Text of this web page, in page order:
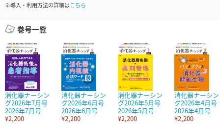
※導入・利用方法の詳細はこちら
巻号一覧
消化器ナーシン
グ2026年7月号
2026年7月号
¥2,200
消化器ナーシン
グ2026年6月号
2026年6月号
¥2,200
消化器ナーシン
グ2026年5月号
2026年5月号
¥2,200
消化器ナーシン
グ2026年4月号
2026年4月号
¥2,200